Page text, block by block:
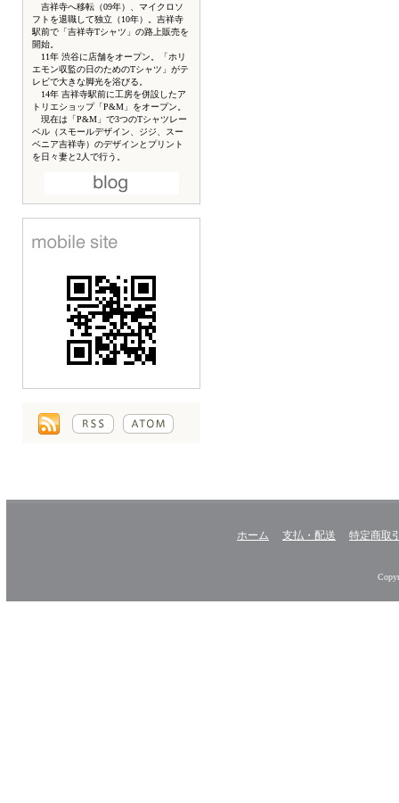
吉祥寺へ移転（09年）、マイクロソ
フトを退職して独立（10年）。吉祥寺
駅前で「吉祥寺Tシャツ」の路上販売を
開始。
11年 渋谷に店舗をオープン。「ホリ
エモン収監の日のためのTシャツ」がテ
レビで大きな脚光を浴びる。
14年 吉祥寺駅前に工房を併設したア
トリエショップ「P&M」をオープン。
現在は「P&M」で3つのTシャツレー
ベル（スモールデザイン、ジジ、スー
ベニア吉祥寺）のデザインとプリント
を日々妻と2人で行う。
ホーム 支払・配送 特定商取